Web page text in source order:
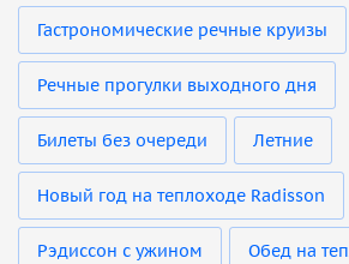
Гастрономические речные круизы
Речные прогулки выходного дня
Билеты без очереди Летние
Новый год на теплоходе Radisson
Рэдиссон с ужином Обед на